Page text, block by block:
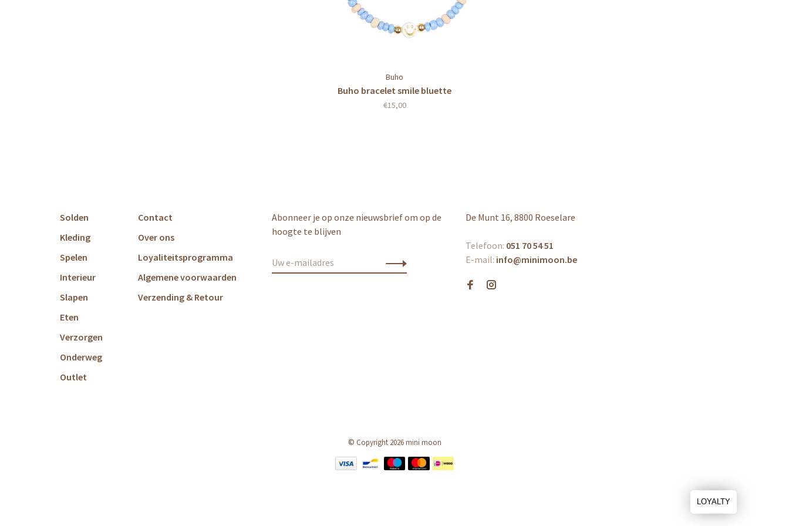
Buho
Buho bracelet smile bluette
€15,00
Solden
Kleding
Spelen
Interieur
Slapen
Eten
Verzorgen
Onderweg
Outlet
Contact
Over ons
Loyaliteitsprogramma
Algemene voorwaarden
Verzending & Retour
Abonneer je op onze nieuwsbrief om op de
hoogte te blijven
De Munt 16, 8800 Roeselare
Telefoon: 051 70 54 51
E-mail: info@minimoon.be
© Copyright 2026 mini moon
LOYALTY